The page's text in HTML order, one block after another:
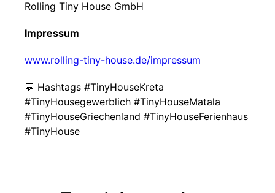
Rolling Tiny House GmbH
Impressum
www.rolling-tiny-house.de/impressum
💬 Hashtags #TinyHouseKreta
#TinyHousegewerblich #TinyHouseMatala
#TinyHouseGriechenland #TinyHouseFerienhaus
#TinyHouse